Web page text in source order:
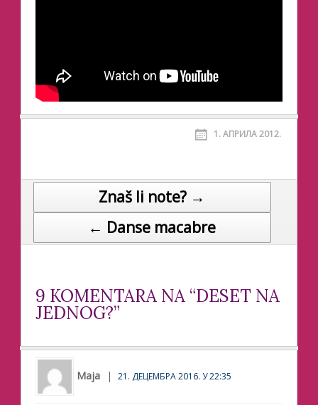
1. АПРИЛА 2012.
Post navigationZnaš li note? →
← Danse macabre
9 KOMENTARA NA “DESET NA
JEDNOG?”
Maja 21. ДЕЦЕМБРА 2016. У 22:35